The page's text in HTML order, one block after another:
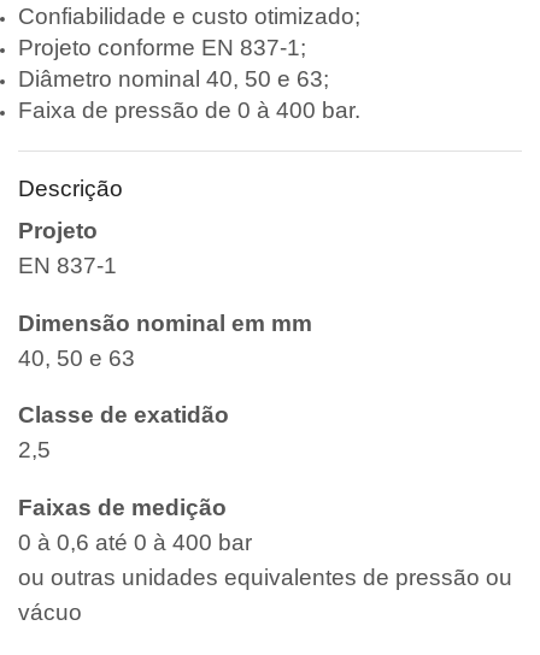
Confiabilidade e custo otimizado;
Projeto conforme EN 837-1;
Diâmetro nominal 40, 50 e 63;
Faixa de pressão de 0 à 400 bar.
Descrição
Projeto
EN 837-1
Dimensão nominal em mm
40, 50 e 63
Classe de exatidão
2,5
Faixas de medição
0 à 0,6 até 0 à 400 bar
ou outras unidades equivalentes de pressão ou
vácuo